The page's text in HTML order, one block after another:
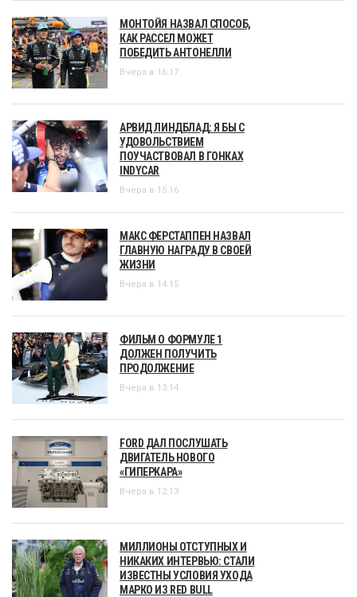
МОНТОЙЯ НАЗВАЛ СПОСОБ,
КАК РАССЕЛ МОЖЕТ
ПОБЕДИТЬ АНТОНЕЛЛИ
Вчера в 16:17
АРВИД ЛИНДБЛАД: Я БЫ С
УДОВОЛЬСТВИЕМ
ПОУЧАСТВОВАЛ В ГОНКАХ
INDYCAR
Вчера в 15:16
МАКС ФЕРСТАППЕН НАЗВАЛ
ГЛАВНУЮ НАГРАДУ В СВОЕЙ
ЖИЗНИ
Вчера в 14:15
ФИЛЬМ О ФОРМУЛЕ 1
ДОЛЖЕН ПОЛУЧИТЬ
ПРОДОЛЖЕНИЕ
Вчера в 13:14
FORD ДАЛ ПОСЛУШАТЬ
ДВИГАТЕЛЬ НОВОГО
«ГИПЕРКАРА»
Вчера в 12:13
МИЛЛИОНЫ ОТСТУПНЫХ И
НИКАКИХ ИНТЕРВЬЮ: СТАЛИ
ИЗВЕСТНЫ УСЛОВИЯ УХОДА
МАРКО ИЗ RED BULL